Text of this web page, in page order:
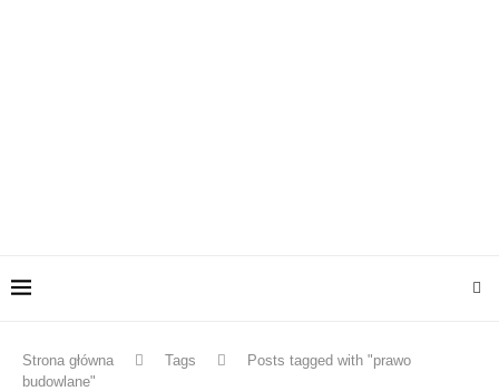
Strona główna Tags
Posts tagged with "prawo
budowlane"